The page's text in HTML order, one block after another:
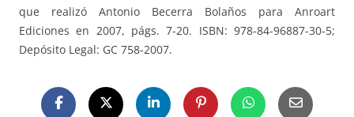
que realizó Antonio Becerra Bolaños para Anroart
Ediciones en 2007, págs. 7-20. ISBN: 978-84-96887-30-5;
Depósito Legal: GC 758-2007.